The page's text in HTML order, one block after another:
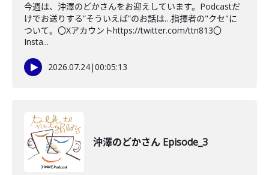
今週は、沖澤のどかさんをお迎えしています。Podcastだ
けでお送りする”そういえば”のお話は…指揮者の"クセ"に
ついて。〇Xアカウントhttps://twitter.com/ttn813〇
Insta...
2026.07.24|00:05:13
沖澤のどかさん Episode_3